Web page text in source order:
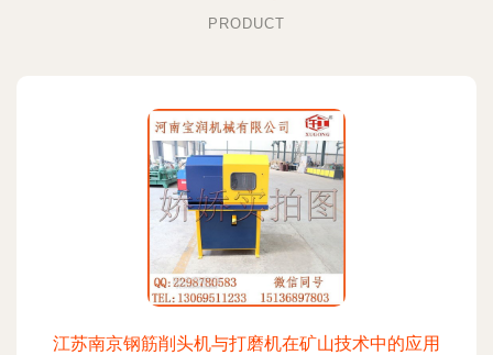
PRODUCT
江苏南京钢筋削头机与打磨机在矿山技术中的应用